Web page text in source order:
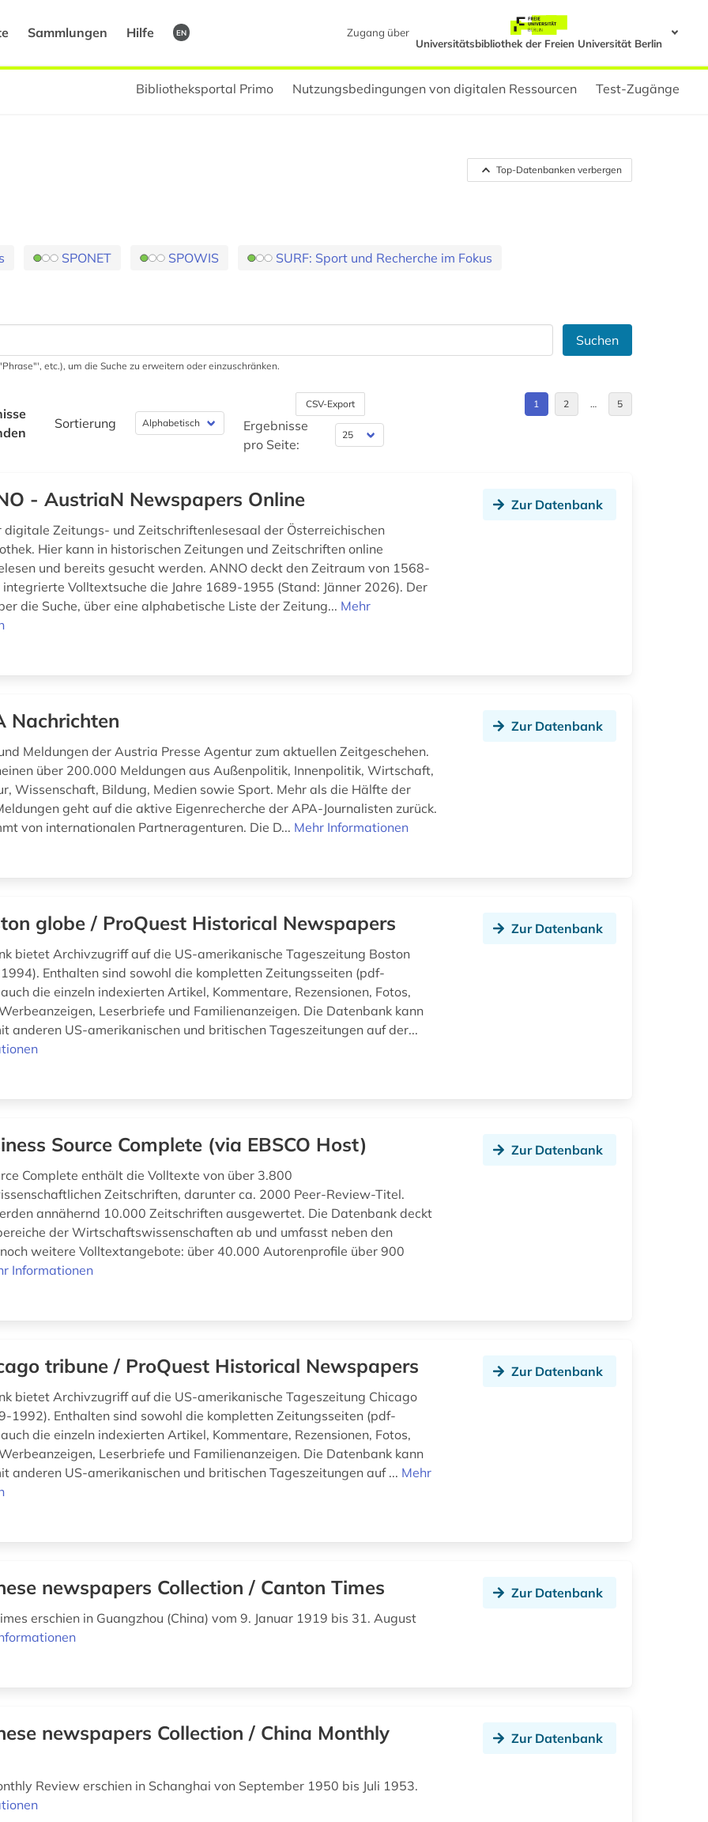
Sammlungen Hilfe EN
Zugang über
Universitätsbibliothek der Freien Universität Berlin
Bibliotheksportal Primo Nutzungsbedingungen von digitalen Ressourcen Test-Zugänge
Top-Datenbanken verbergen
SPONET SPOWIS
SURF: Sport und Recherche im Fokus
Suchen
etc.), um die Suche zu erweitern oder einzuschränken.
Sortierung
CSV-Export
Ergebnisse
pro Seite:
1 2 … 5
- AustriaN Newspapers Online
digitale Zeitungs- und Zeitschriftenlesesaal der Österreichischen
Hier kann in historischen Zeitungen und Zeitschriften online
und bereits gesucht werden. ANNO deckt den Zeitraum von 1568-
Volltextsuche die Jahre 1689-1955 (Stand: Jänner 2026). Der
die Suche, über eine alphabetische Liste der Zeitung... Mehr
Zur Datenbank
Nachrichten
Meldungen der Austria Presse Agentur zum aktuellen Zeitgeschehen.
über 200.000 Meldungen aus Außenpolitik, Innenpolitik, Wirtschaft,
Wissenschaft, Bildung, Medien sowie Sport. Mehr als die Hälfte der
geht auf die aktive Eigenrecherche der APA-Journalisten zurück.
von internationalen Partneragenturen. Die D... Mehr Informationen
Zur Datenbank
globe / ProQuest Historical Newspapers
bietet Archivzugriff auf die US-amerikanische Tageszeitung Boston
Enthalten sind sowohl die kompletten Zeitungsseiten (pdf-
die einzeln indexierten Artikel, Kommentare, Rezensionen, Fotos,
Leserbriefe und Familienanzeigen. Die Datenbank kann
anderen US-amerikanischen und britischen Tageszeitungen auf der...
Zur Datenbank
Source Complete (via EBSCO Host)
Complete enthält die Volltexte von über 3.800
Zeitschriften, darunter ca. 2000 Peer-Review-Titel.
annähernd 10.000 Zeitschriften ausgewertet. Die Datenbank deckt
der Wirtschaftswissenschaften ab und umfasst neben den
weitere Volltextangebote: über 40.000 Autorenprofile über 900
Informationen
Zur Datenbank
tribune / ProQuest Historical Newspapers
bietet Archivzugriff auf die US-amerikanische Tageszeitung Chicago
1992). Enthalten sind sowohl die kompletten Zeitungsseiten (pdf-
die einzeln indexierten Artikel, Kommentare, Rezensionen, Fotos,
Leserbriefe und Familienanzeigen. Die Datenbank kann
anderen US-amerikanischen und britischen Tageszeitungen auf ... Mehr
Zur Datenbank
newspapers Collection / Canton Times
erschien in Guangzhou (China) vom 9. Januar 1919 bis 31. August
Zur Datenbank
newspapers Collection / China Monthly
Review erschien in Schanghai von September 1950 bis Juli 1953.
Zur Datenbank